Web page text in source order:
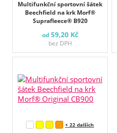
Multifunkční sportovní šátek
Beechfield na krk Morf®
Suprafleece® B920
od 59,20 Kč
bez DPH
+ 22 dalších